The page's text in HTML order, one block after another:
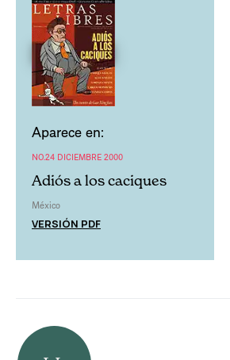
Aparece en:
NO.24 DICIEMBRE 2000
Adiós a los caciques
México
VERSIÓN PDF